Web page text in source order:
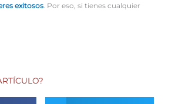
exitosos . Por eso, si tienes cualquier